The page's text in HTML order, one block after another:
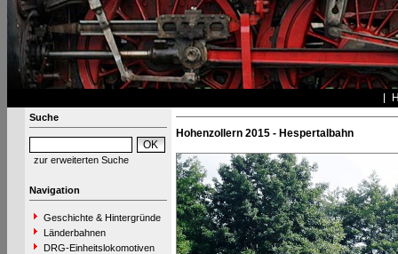
Suche
zur erweiterten Suche
Navigation
Geschichte & Hintergründe
Länderbahnen
DRG-Einheitslokomotiven
Hohenzollern 2015 - Hespertalbahn